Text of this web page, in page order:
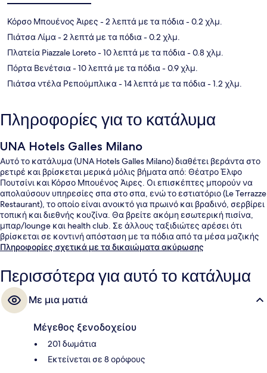
Κόρσο Μπουένος Άιρες - 2 λεπτά με τα πόδια- 0.2 χλμ.
Πιάτσα Λίμα- 2 λεπτά με τα πόδια- 0.2 χλμ.
Πλατεία Piazzale Loreto- 10 λεπτά με τα πόδια- 0.8 χλμ.
Πόρτα Βενέτσια- 10 λεπτά με τα πόδια- 0.9 χλμ.
Πιάτσα ντέλα Ρεπούμπλικα- 14 λεπτά με τα πόδια- 1.2 χλμ.
Πληροφορίες για το κατάλυμα
UNA Hotels Galles Milano
Αυτό το κατάλυμα (UNA Hotels Galles Milano) διαθέτει βεράντα στο
ρετιρέ και βρίσκεται μερικά μόλις βήματα από: Θέατρο Έλφο
Πουτσίνι και Κόρσο Μπουένος Άιρες. Οι επισκέπτες μπορούν να
απολαύσουν υπηρεσίες σπα στο σπα, ενώ το εστιατόριο (Le Terrazze
Restaurant), το οποίο είναι ανοικτό για πρωινό και βραδινό, σερβίρει
τοπική και διεθνής κουζίνα. Θα βρείτε ακόμη εσωτερική πισίνα,
μπαρ/lounge και health club. Σε άλλους ταξιδιώτες αρέσει ότι
βρίσκεται σε κοντινή απόσταση με τα πόδια από τα μέσα μαζικής
μεταφοράς: το σημείο επιβίβασης Σταθμός Μετρό Lima είναι μερικά
Vitruvio απέχει 6 λεπτά.
Πληροφορίες σχετικά με τα δικαιώματα ακύρωσης
Περισσότερα για αυτό το κατάλυμα
Με μια ματιά
Μέγεθος ξενοδοχείου
201 δωμάτια
Εκτείνεται σε 8 ορόφους